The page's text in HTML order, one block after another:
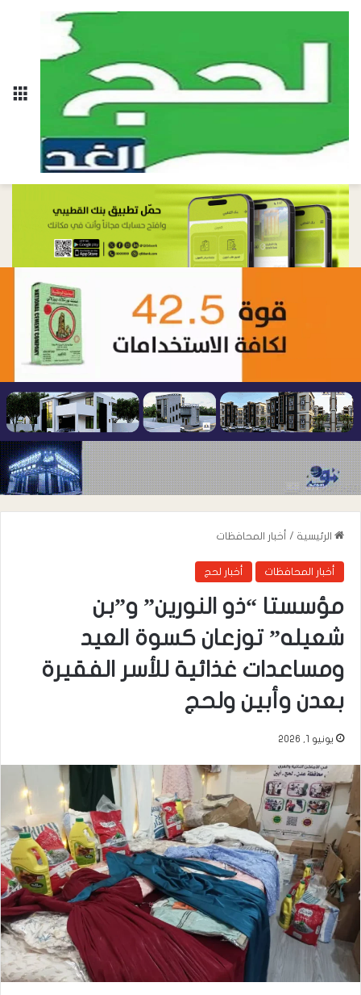
الرئيسية / أخبار المحافظات
أخبار المحافظات أخبار لحج
مؤسستا “ذو النورين” و”بن
شعيله” توزعان كسوة العيد
ومساعدات غذائية للأسر الفقيرة
بعدن وأبين ولحج
يونيو 1, 2026